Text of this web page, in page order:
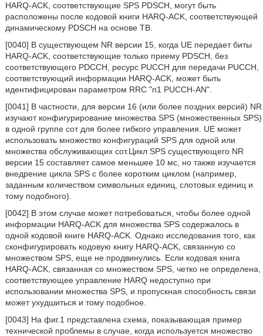
HARQ-ACK, соответствующие SPS PDSCH, могут быть
расположены после кодовой книги HARQ-ACK, соответствующей
динамическому PDSCH на основе ТВ.
[0040] В существующем NR версии 15, когда UE передает биты
HARQ-ACK, соответствующие только приему PDSCH, без
соответствующего PDCCH, ресурс PUCCH для передачи PUCCH,
соответствующий информации HARQ-ACK, может быть
идентифицирован параметром RRC "n1 PUCCH-AN".
[0041] В частности, для версии 16 (или более поздних версий) NR
изучают конфигурирование множества SPS (множественных SPS)
в одной группе сот для более гибкого управления. UE может
использовать множество конфигураций SPS для одной или
множества обслуживающих сот.Цикл SPS существующего NR
версии 15 составляет самое меньшее 10 мс, но также изучается
внедрение цикла SPS с более коротким циклом (например,
заданным количеством символьных единиц, слотовых единиц и
тому подобного).
[0042] В этом случае может потребоваться, чтобы более одной
информации HARQ-ACK для множества SPS содержалось в
одной кодовой книге HARQ-ACK. Однако исследования того, как
сконфигурировать кодовую книгу HARQ-ACK, связанную со
множеством SPS, еще не продвинулись. Если кодовая книга
HARQ-ACK, связанная со множеством SPS, четко не определена,
соответствующее управление HARQ недоступно при
использовании множества SPS, и пропускная способность связи
может ухудшиться и тому подобное.
[0043] На фиг.1 представлена схема, показывающая пример
технической проблемы в случае, когда используется множество